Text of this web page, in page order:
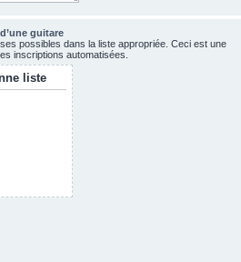
guitare
possibles dans la liste appropriée. Ceci est une
inscriptions automatisées.
liste